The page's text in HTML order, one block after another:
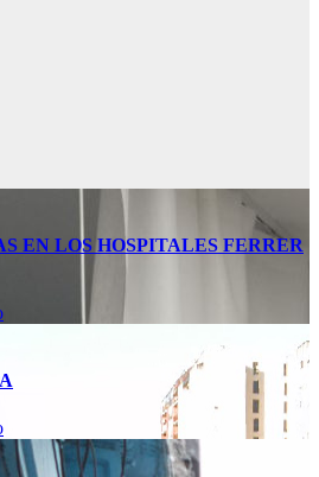
EN LOS HOSPITALES FERRER